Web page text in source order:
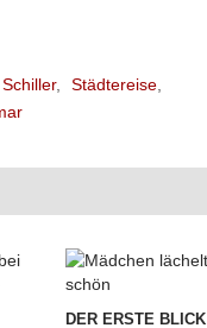
Schiller, Städtereise,
DER ERSTE BLICK